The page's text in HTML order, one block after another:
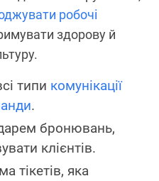
робочі
здорову й
типи комунікації
.
бронювань,
клієнтів.
тікетів, яка